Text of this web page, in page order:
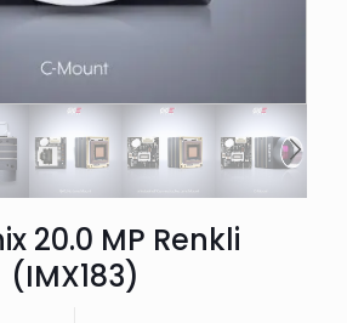
20.0 MP Renkli
(IMX183)